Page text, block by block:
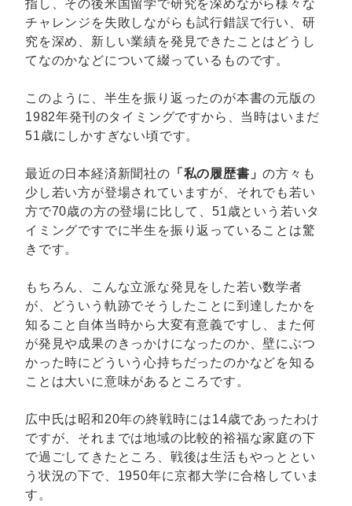
指し、その後米国留学で研究を深めながら様々な
チャレンジを失敗しながらも試行錯誤で行い、研
究を深め、新しい業績を発見できたことはどうし
てなのかなどについて綴っているものです。
このように、半生を振り返ったのが本書の元版の
1982年発刊のタイミングですから、当時はいまだ
51歳にしかすぎない頃です。
最近の日本経済新聞社の 「私の履歴書」の方々も
少し若い方が登場されていますが、それでも若い
方で70歳の方の登場に比して、51歳という若いタ
イミングですでに半生を振り返っていることは驚
きです。
もちろん、こんな立派な発見をした若い数学者
が、どういう軌跡でそうしたことに到達したかを
知ること自体当時から大変有意義ですし、また何
が発見や成果のきっかけになったのか、壁にぶつ
かった時にどういう心持ちだったのかなどを知る
ことは大いに意味があるところです。
広中氏は昭和20年の終戦時には14歳であったわけ
ですが、それまでは地域の比較的裕福な家庭の下
で過ごしてきたところ、戦後は生活もやっととい
う状況の下で、1950年に京都大学に合格していま
す。